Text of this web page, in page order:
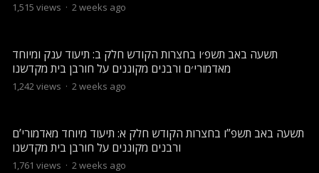
1,515 views · 2 weeks ago
תשעה באב תשפ׳ו בחצרות הקודש חלק ב: תיעוד ענק ומיוחד
מאדמורי׳ם ורבנים מקוננים על חורבן בית מקדשנו
1,242views · 2 weeks ago
תשעה באב תשפ”ו בחצרות הקודש חלק א: תיעוד מיוחד מאדמורי’ם
ורבנים מקוננים על חורבן בית מקדשנו
1,761 views · 2 weeks ago